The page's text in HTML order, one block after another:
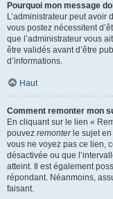
Pourquoi mon message
L’administrateur peut avoir
vous postez nécessitent
que l’administrateur vous
être validés avant d’être
d’informations.
Haut
Comment remonter mon
En cliquant sur le lien «
pouvez remonterle sujet en
vous ne voyez pas ce lien,
désactivée ou que
atteint. Il est également
répondant. Néanmoins,
faisant.